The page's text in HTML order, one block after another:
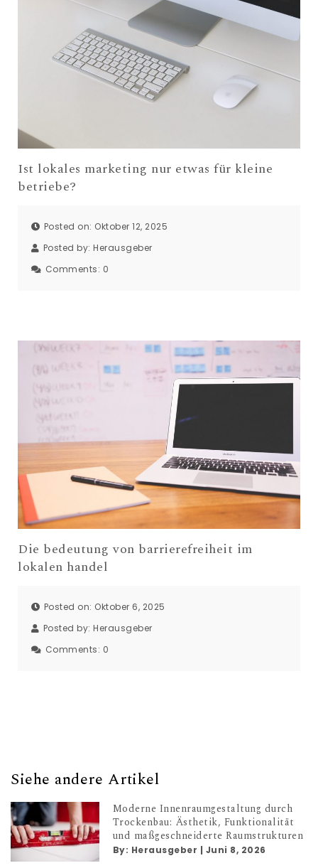
Ist lokales marketing nur etwas für kleine
betriebe?
Posted on: Oktober 12, 2025
Posted by: Herausgeber
Comments: 0
Die bedeutung von barrierefreiheit im
lokalen handel
Posted on: Oktober 6, 2025
Posted by: Herausgeber
Comments: 0
Siehe andere Artikel
Moderne Innenraumgestaltung durch
Trockenbau: Ästhetik, Funktionalität
und maßgeschneiderte Raumstrukturen
By: Herausgeber | Juni 8, 2026